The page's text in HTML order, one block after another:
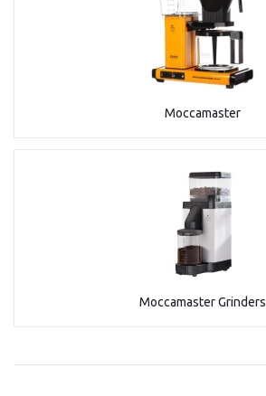
Moccamaster
Moccamaster Grinders